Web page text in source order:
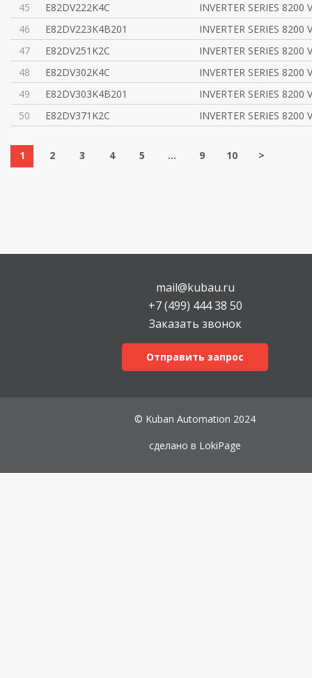
45
E82DV222K4C
INVERTER SERIES 8200
46
E82DV223K4B201
INVERTER SERIES 8200
47
E82DV251K2C
INVERTER SERIES 8200
48
E82DV302K4C
INVERTER SERIES 8200
49
E82DV303K4B201
INVERTER SERIES 8200
50
E82DV371K2C INVERTER SERIES 8200
1 2 3 4 5 ... 9 10 >
mail@kubau.ru
+7 (499) 444 38 50
Заказать звонок
Отправить запрос
© Kuban Automation 2024
сделано в LokiPage